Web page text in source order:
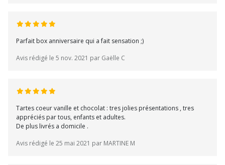
Parfait box anniversaire qui a fait sensation ;)
Avis rédigé le 5 nov. 2021 par Gaëlle C
Tartes coeur vanille et chocolat : tres jolies présentations , tres
appréciés par tous, enfants et adultes.
De plus livrés a domicile .
Avis rédigé le 25 mai 2021 par MARTINE M